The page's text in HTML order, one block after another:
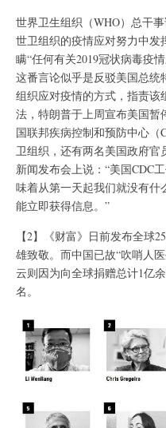
世界卫生组织（WHO）总干
世卫组织的疫情应对努力中发
瞒“任何有关2019冠状病毒疫
这番言论似乎是反驳美国总统
组织应对疫情的方式，指责该
法，特朗普于上周宣布美国暂
国联邦疾病控制和预防中心（
卫组织，还有两名美国政府
新闻发布会上说：“美国CDC
味着从第一天起我们就没有什
能立即获得信息。”
【2】《财富》日前发布全球
雄致敬。而中国已故“吹哨人
云则因为向全球捐赠总计1亿
名。